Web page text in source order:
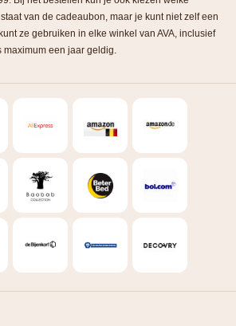
van de cadeaubon, maar je kunt niet zelf een
ze gebruiken in elke winkel van AVA, inclusief
een jaar geldig.